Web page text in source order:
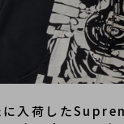
入荷した